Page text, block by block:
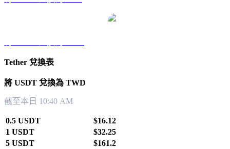
Tether 兌換表
將 USDT 兌換為 TWD
截至本日 10:40 AM
0.5 USDT
$16.12
1 USDT
$32.25
5 USDT
$161.2